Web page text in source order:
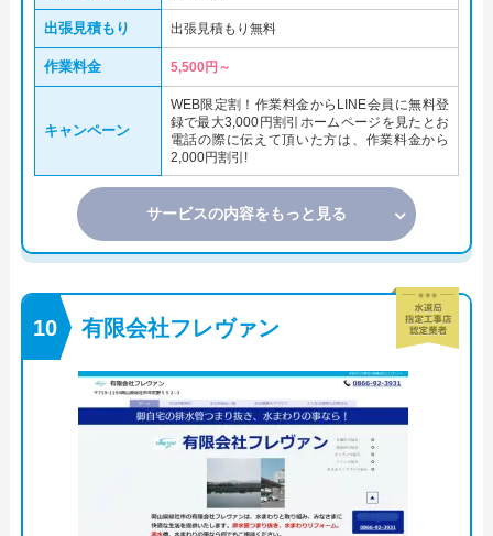
出張見積もり 出張見積もり無料
作業料金 5,500円～
キャンペーン
WEB限定割！作業料金からLINE会員に無料登
録で最大3,000円割引ホームページを見たとお
電話の際に伝えて頂いた方は、作業料金から
2,000円割引!
サービスの内容をもっと見る
有限会社フレヴァン